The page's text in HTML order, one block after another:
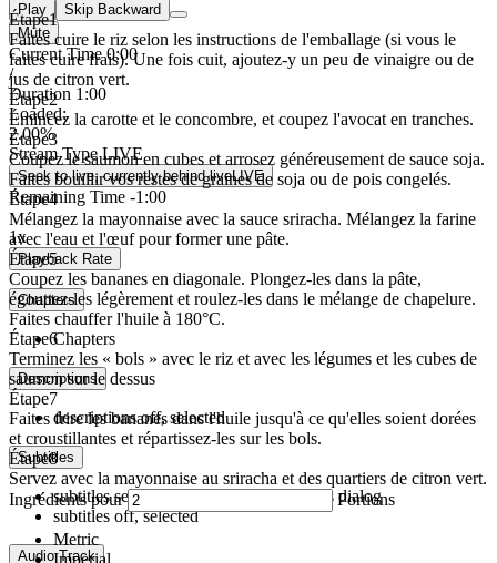
Play
Skip Backward
Mute
Current Time0:00
/
Duration 1:00
Loaded:
2.00%
Stream TypeLIVE
Seek to live, currently behind liveLIVE
Remaining Time -1:00
1x
Playback Rate
Chapters
Chapters
Descriptions
descriptions off, selected
Subtitles
subtitles settings, opens subtitles settings dialog
subtitles off, selected
Audio Track
Étape1
Faites cuire le riz selon les instructions de l'emballage (si vous le
faites cuire frais). Une fois cuit, ajoutez-y un peu de vinaigre ou de
jus de citron vert.
Étape2
Émincez la carotte et le concombre, et coupez l'avocat en tranches.
Étape3
Coupez le saumon en cubes et arrosez généreusement de sauce soja.
Faites bouillir vos restes de graines de soja ou de pois congelés.
Étape4
Mélangez la mayonnaise avec la sauce sriracha. Mélangez la farine
avec l'eau et l'œuf pour former une pâte.
Étape5
Coupez les bananes en diagonale. Plongez-les dans la pâte,
égouttez-les légèrement et roulez-les dans le mélange de chapelure.
Faites chauffer l'huile à 180°C.
Étape6
Terminez les « bols » avec le riz et avec les légumes et les cubes de
saumon sur le dessus
Étape7
Faites frire les bananes dans l'huile jusqu'à ce qu'elles soient dorées
et croustillantes et répartissez-les sur les bols.
Étape8
Servez avec la mayonnaise au sriracha et des quartiers de citron vert.
Ingrédients pour
Portions
Metric
Imperial